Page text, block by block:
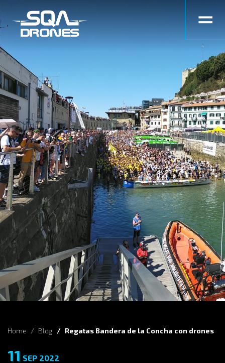
Home Blog Regatas Bandera de la Concha con drones
11 SEP 2022